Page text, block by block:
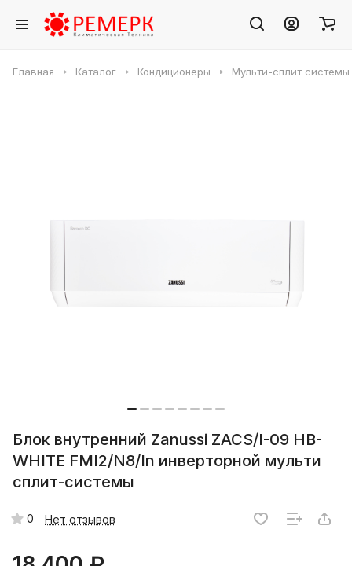
Главная Каталог Кондиционеры Мульти-сплит системы
Блок внутренний Zanussi ZACS/I-09 HB-
WHITE FMI2/N8/In инверторной мульти
сплит-системы
0 Нет отзывов